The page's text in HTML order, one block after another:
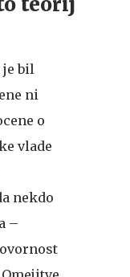
je bil
ni
o
vlade
nekdo
–